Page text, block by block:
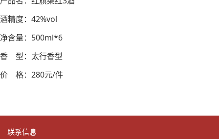
酒精度：42%vol
净含量：500ml*6
香 型：太行香型
价 格：280元/件
联系信息